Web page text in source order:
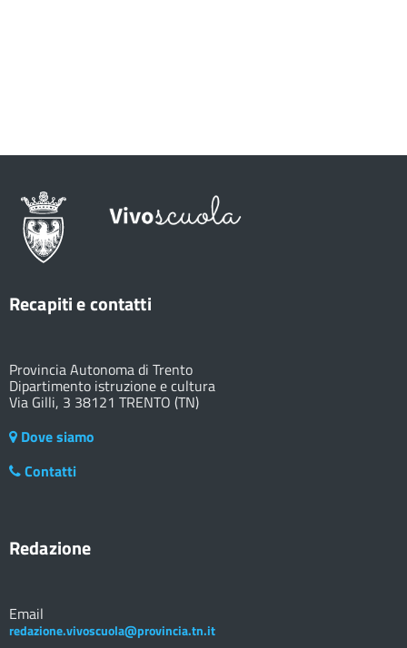
Recapiti e contatti
Provincia Autonoma di Trento
Dipartimento istruzione e cultura
Via Gilli, 3 38121 TRENTO (TN)
Dove siamo
Contatti
Redazione
Email
redazione.vivoscuola@provincia.tn.it